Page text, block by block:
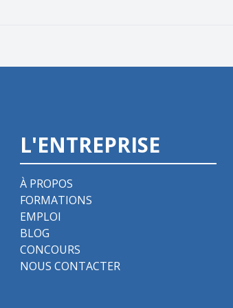
L'ENTREPRISE
À PROPOS
FORMATIONS
EMPLOI
BLOG
CONCOURS
NOUS CONTACTER